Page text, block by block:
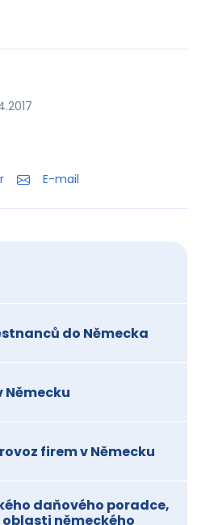
E-mail
do Německa
firem v Německu
daňového poradce,
německého